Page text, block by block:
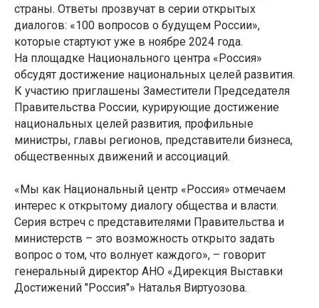
страны. Ответы прозвучат в серии открытых
диалогов: «100 вопросов о будущем России»,
которые стартуют уже в ноябре 2024 года.
На площадке Национального центра «Россия»
обсудят достижение национальных целей развития.
К участию приглашены Заместители Председателя
Правительства России, курирующие достижение
национальных целей развития, профильные
министры, главы регионов, представители бизнеса,
общественных движений и ассоциаций.
«Мы как Национальный центр «Россия» отмечаем
интерес к открытому диалогу общества и власти.
Серия встреч с представителями Правительства и
министерств – это возможность открыто задать
вопрос о том, что волнует каждого», – говорит
генеральный директор АНО «Дирекция Выставки
Достижений "Россия"» Наталья Виртуозова.